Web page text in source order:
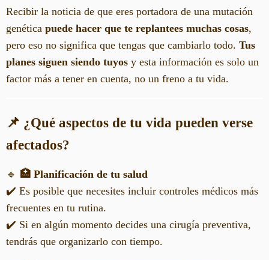
Recibir la noticia de que eres portadora de una mutación
genética puede hacer que te replantees muchas cosas,
pero eso no significa que tengas que cambiarlo todo. Tus
planes siguen siendo tuyos y esta información es solo un
factor más a tener en cuenta, no un freno a tu vida.
📌 ¿Qué aspectos de tu vida pueden verse
afectados?
🔹
🏥 Planificación de tu salud
✔️ Es posible que necesites incluir controles médicos más
frecuentes en tu rutina.
✔️ Si en algún momento decides una cirugía preventiva,
tendrás que organizarlo con tiempo.